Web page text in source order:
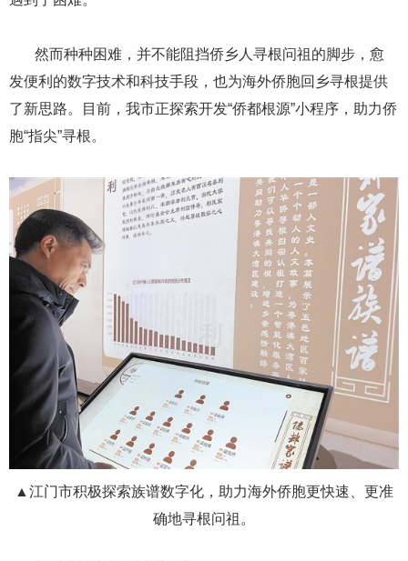
​​​​​​​ ​​​​​​​然而种种困难，并不能阻挡侨乡人寻根问祖的脚步，愈
发便利的数字技术和科技手段，也为海外侨胞回乡寻根提供
了新思路。目前，我市正探索开发“侨都根源”小程序，助力侨
胞“指尖”寻根。
▲江门市积极探索族谱数字化，助力海外侨胞更快速、更准
确地寻根问祖。